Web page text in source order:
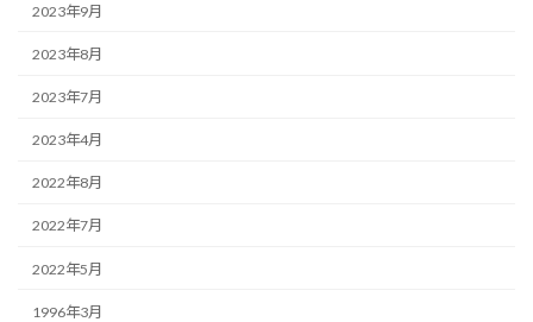
2023年9月
2023年8月
2023年7月
2023年4月
2022年8月
2022年7月
2022年5月
1996年3月